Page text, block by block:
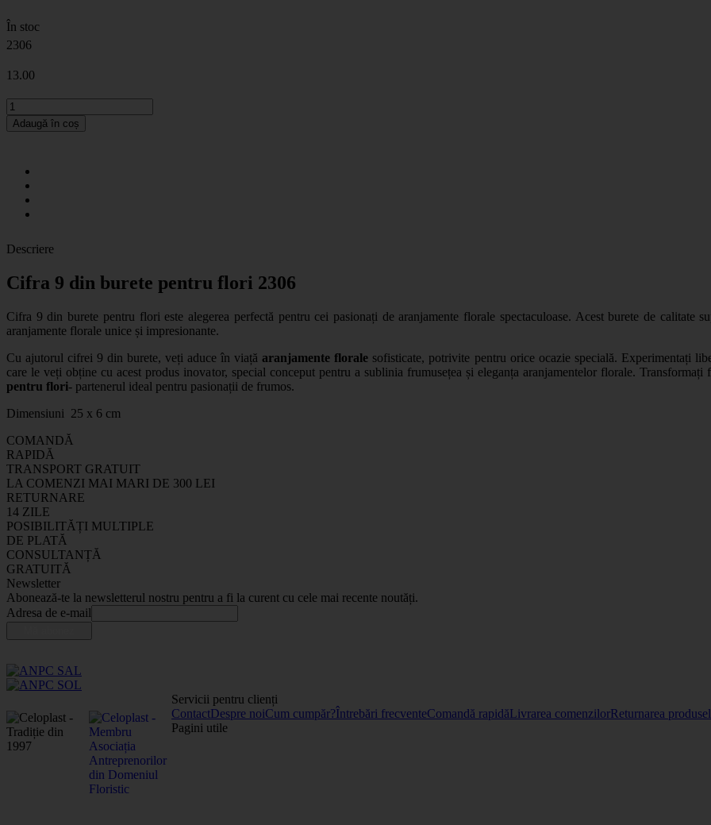
În stoc
2306
13.00
Adaugă în coș
Descriere
Cifra 9 din burete pentru flori 2306
Cifra 9 din burete pentru flori este alegerea perfectă pentru cei pasionați de aranjamente florale spectaculoase. Acest burete de calitate
aranjamente florale unice și impresionante.
Cu ajutorul cifrei 9 din burete, veți aduce în viață aranjamente florale sofisticate, potrivite pentru orice ocazie specială. Experimentați
care le veți obține cu acest produs inovator, special conceput pentru a sublinia frumusețea și eleganța aranjamentelor florale.
pentru flori- partenerul ideal pentru pasionații de frumos.
Dimensiuni 25 x 6 cm
COMANDĂ
RAPIDĂ
TRANSPORT GRATUIT
LA COMENZI MAI MARI DE 300 LEI
RETURNARE
14 ZILE
POSIBILITĂȚI MULTIPLE
DE PLATĂ
CONSULTANȚĂ
GRATUITĂ
Newsletter
Abonează-te la newsletterul nostru pentru a fi la curent cu cele mai recente noutăți.
Adresa de e-mail
Servicii pentru clienți
ContactDespre noiCum cumpăr?Întrebări frecventeComandă rapidăLivrarea comenzilorReturnarea
Pagini utile